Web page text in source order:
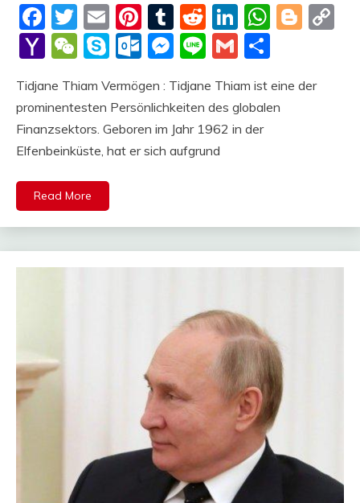
Facebook
Twitter
EmailPinterest
Tumblr
Reddit
LinkedIn
Yahoo
WeChat
SkypeOutlook.com
Messenger
LineGmail
Tidjane Thiam Vermögen : Tidjane Thiam ist eine der
prominentesten Persönlichkeiten des globalen
Finanzsektors. Geboren im Jahr 1962 in der
Elfenbeinküste, hat er sich aufgrund
Read More